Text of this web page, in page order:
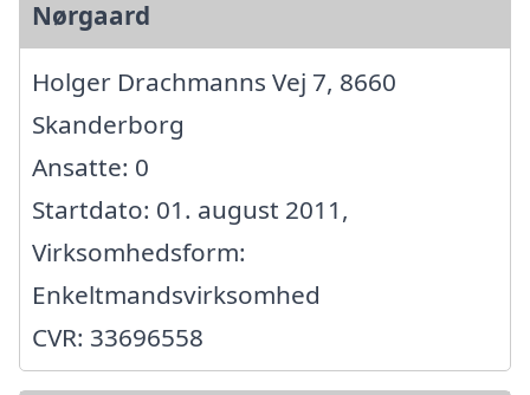
Nørgaard
Holger Drachmanns Vej 7, 8660
Skanderborg
Ansatte: 0
Startdato: 01. august 2011,
Virksomhedsform:
Enkeltmandsvirksomhed
CVR: 33696558